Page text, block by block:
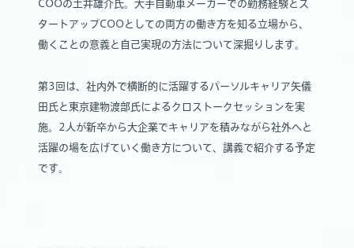
COOの土井雄介氏。大手自動車メーカーでの勤務経験とス
タートアップCOOとしての両方の働き方を知る立場から、
働くことの意義と自己実現の方法について深掘りします。
第3回は、社内外で横断的に活躍するパーソルキャリア矢儀
田氏と東京建物渡部氏によるクロストークセッションを実
施。2人が新卒から大企業でキャリアを積みながら社外へと
活躍の場を広げていく働き方について、講義で紹介する予定
です。